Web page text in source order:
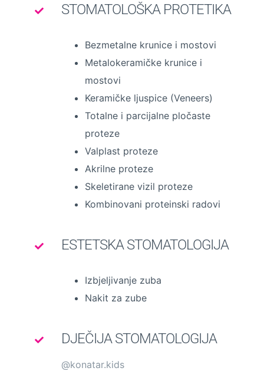
STOMATOLOŠKA PROTETIKA
Bezmetalne krunice i mostovi
Metalokeramičke krunice i
mostovi
Keramičke ljuspice (Veneers)
Totalne i parcijalne pločaste
proteze
Valplast proteze
Akrilne proteze
Skeletirane vizil proteze
Kombinovani proteinski radovi
ESTETSKA STOMATOLOGIJA
Izbjeljivanje zuba
Nakit za zube
DJEČIJA STOMATOLOGIJA
@konatar.kids